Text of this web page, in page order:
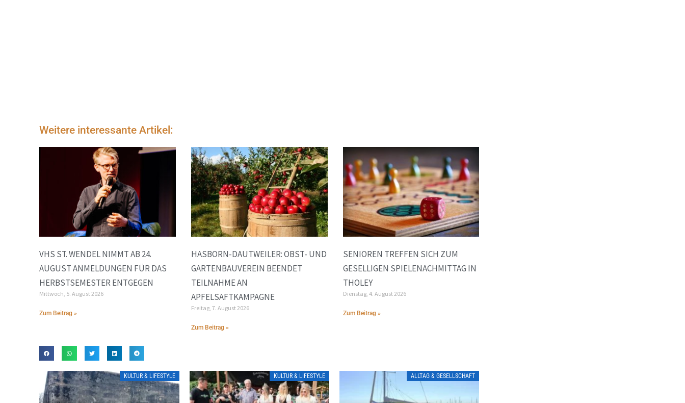
Weitere interessante Artikel:
VHS ST. WENDEL NIMMT AB 24.
AUGUST ANMELDUNGEN FÜR DAS
HERBSTSEMESTER ENTGEGEN
Mittwoch, 5. August 2026
Zum Beitrag »
HASBORN-DAUTWEILER: OBST- UND
GARTENBAUVEREIN BEENDET
TEILNAHME AN
APFELSAFTKAMPAGNE
Freitag, 7. August 2026
Zum Beitrag »
SENIOREN TREFFEN SICH ZUM
GESELLIGEN SPIELENACHMITTAG IN
THOLEY
Dienstag, 4. August 2026
Zum Beitrag »
KULTUR & LIFESTYLE KULTUR & LIFESTYLE ALLTAG & GESELLSCHAFT